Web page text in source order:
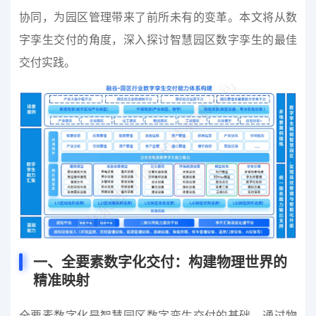
协同，为园区管理带来了前所未有的变革。本文将从数
字孪生交付的角度，深入探讨智慧园区数字孪生的最佳
交付实践。
一、全要素数字化交付：构建物理世界的
精准映射